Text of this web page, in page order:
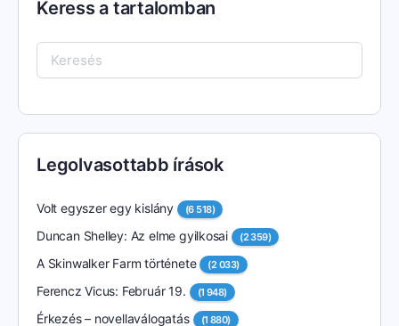
Keress a tartalomban
Keresés:
Legolvasottabb írások
Volt egyszer egy kislány (6 518)
Duncan Shelley: Az elme gyilkosai (2 359)
A Skinwalker Farm története (2 033)
Ferencz Vicus: Február 19. (1 948)
Érkezés – novellaválogatás (1 880)